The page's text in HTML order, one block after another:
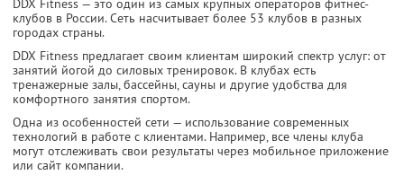
DDX Fitness — это один из самых крупных операторов фитнес-
клубов в России. Сеть насчитывает более 53 клубов в разных
городах страны.
DDX Fitness предлагает своим клиентам широкий спектр услуг: от
занятий йогой до силовых тренировок. В клубах есть
тренажерные залы, бассейны, сауны и другие удобства для
комфортного занятия спортом.
Одна из особенностей сети — использование современных
технологий в работе с клиентами. Например, все члены клуба
могут отслеживать свои результаты через мобильное приложение
или сайт компании.